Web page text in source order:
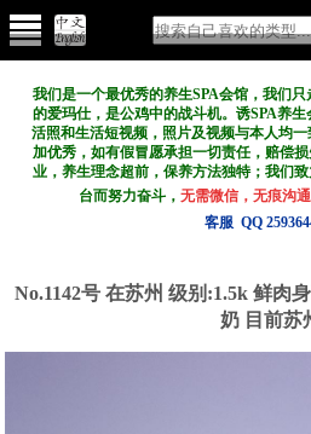
我们是一个最优秀的养生SPA会馆，我们
的爱玛仕，是公鸡中的战斗机。诱SPA养
活照和生活短视频，照片及视频与本人均
加优秀，如有假冒愿承担一切责任，赔偿
业，养生理念超前，保养方法独特；我们
台而努力奋斗，无需微信，无痕沟通
客服 QQ
No.1142号 在苏州 级别:1.5k 鲜肉
奶 目前苏